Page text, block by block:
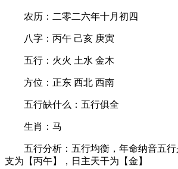
农历：二零二六年十月初四
八字：丙午 己亥 庚寅
五行：火火 土水 金木
方位：正东 西北 西南
五行缺什么：五行俱全
生肖：马
五行分析：五行均衡，年命纳音五行
支为【丙午】，日主天干为【金】